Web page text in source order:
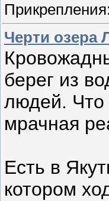
Прикрепления:
Черти озера
берег из
людей. Что
мрачная
Есть в
котором